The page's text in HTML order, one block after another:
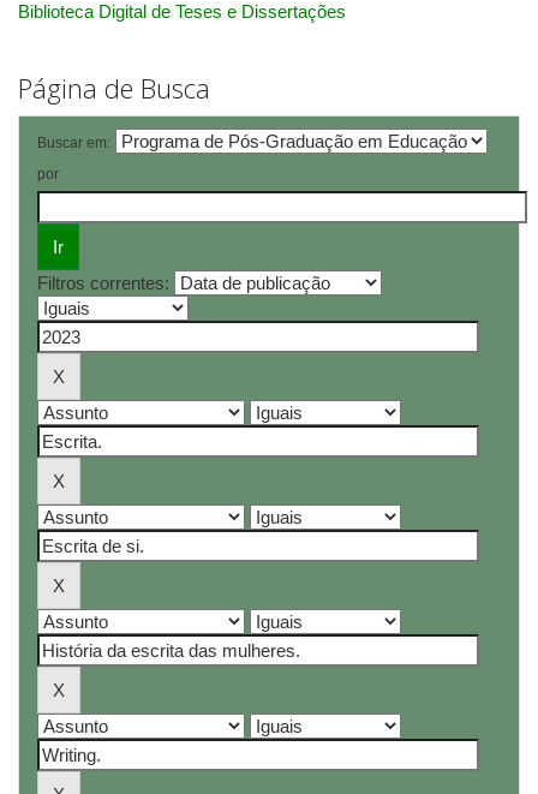
Biblioteca Digital de Teses e Dissertações
Página de Busca
Buscar em:
por
Filtros correntes: